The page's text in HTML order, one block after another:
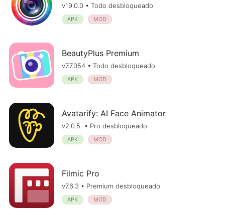
v19.0.0 • Todo desbloqueado
APK MOD
BeautyPlus Premium
v7.7.054 • Todo desbloqueado
APK MOD
Avatarify: AI Face Animator
v2.0.5 • Pro desbloqueado
APK MOD
Filmic Pro
v7.6.3 • Premium desbloqueado
APK MOD